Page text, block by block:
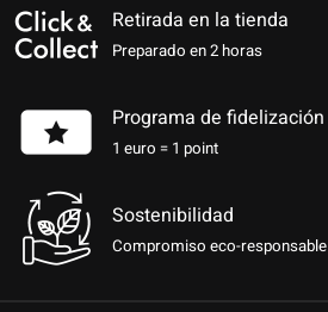
Retirada en la tienda
Preparado en 2 horas
Programa de fidelización
1 euro = 1 point
Sostenibilidad
Compromiso eco-responsable